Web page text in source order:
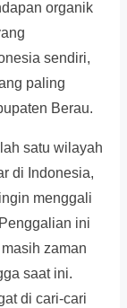
organik
sendiri,
paling
Berau.
satu wilayah
di Indonesia,
menggali
ini
zaman
saat ini.
di cari-cari